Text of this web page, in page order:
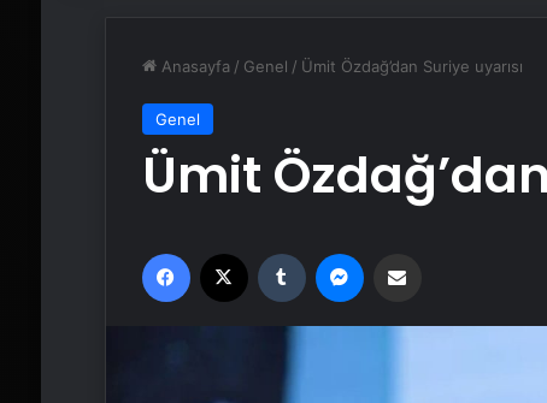
Anasayfa / Genel / Ümit Özdağ’dan Suriye uyarısı
Genel
Ümit
Facebook Tumblr